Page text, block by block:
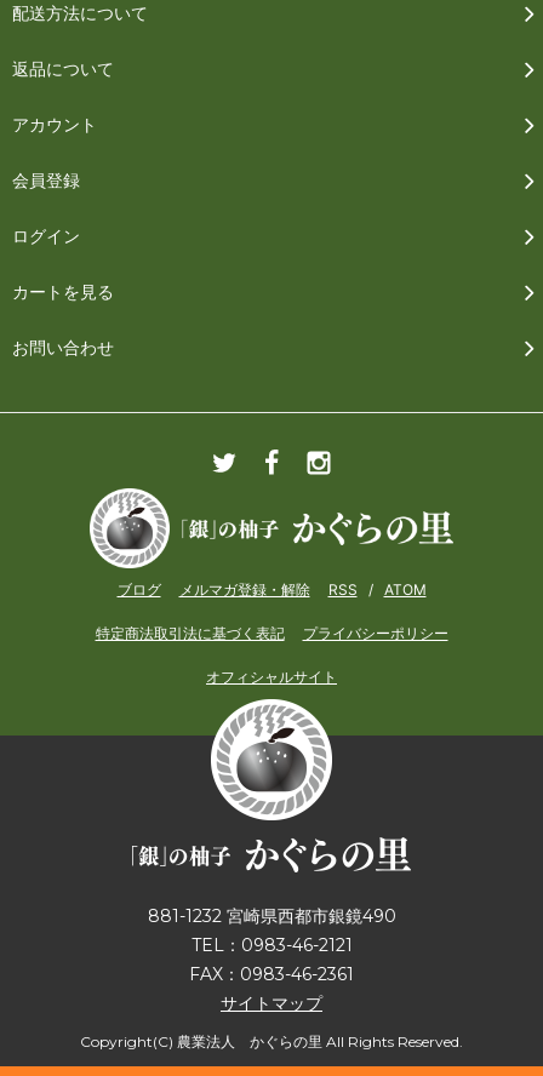
配送方法について
返品について
アカウント
会員登録
ログイン
カートを見る
お問い合わせ
ブログ メルマガ登録・解除 RSS / ATOM
特定商法取引法に基づく表記 プライバシーポリシー
オフィシャルサイト
881-1232 宮崎県西都市銀鏡490
TEL：0983-46-2121
FAX：0983-46-2361
サイトマップ
Copyright(C) 農業法人 かぐらの里 All Rights Reserved.